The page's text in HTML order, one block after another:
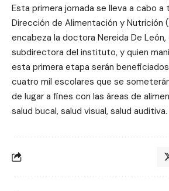
Esta primera jornada se lleva a cabo a
Dirección de Alimentación y Nutrición
encabeza la doctora Nereida De León,
subdirectora del instituto, y quien
esta primera etapa serán
cuatro mil escolares que se
de lugar a fines con las áreas de
salud bucal, salud visual, salud auditiva.